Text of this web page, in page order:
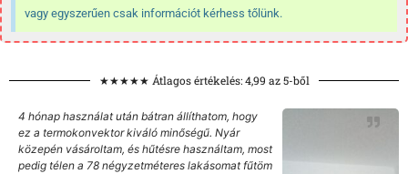
vagy egyszerűen csak információt kérhess tőlünk.
★★★★★ Átlagos értékelés: 4,99 az 5-ből
4 hónap használat után bátran állíthatom, hogy
ez a termokonvektor kiváló minőségű. Nyár
közepén vásároltam, és hűtésre használtam, most
pedig télen a 78 négyzetméteres lakásomat fűtöm